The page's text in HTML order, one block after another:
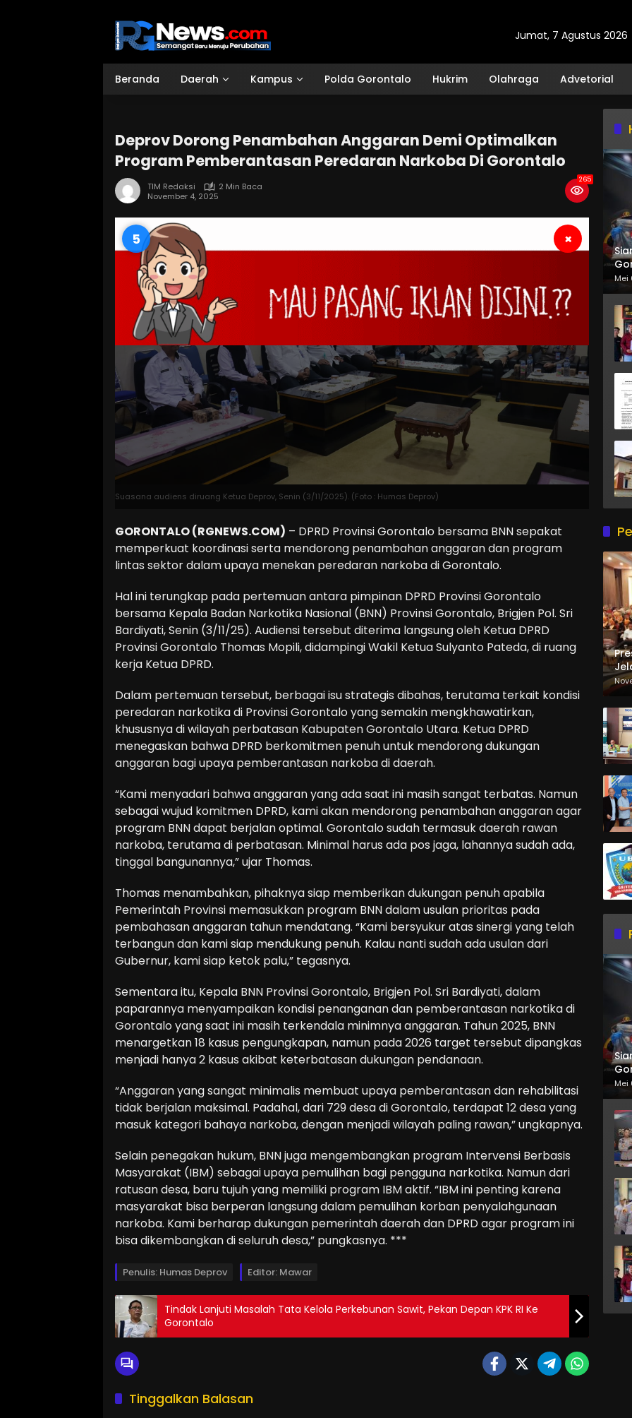
Jumat, 7 Agustus 2026
Beranda Daerah Kampus Polda Gorontalo Hukrim Olahraga Advetorial
Deprov Dorong Penambahan Anggaran Demi Optimalkan
Program Pemberantasan Peredaran Narkoba Di Gorontalo
TIM Redaksi
2 Min Baca
November 4, 2025
265
4 ×
Suasana audiens diruang Ketua Deprov, Senin (3/11/2025). (Foto : Humas Deprov)
GORONTALO (RGNEWS.COM) – DPRD Provinsi Gorontalo bersama BNN sepakat
memperkuat koordinasi serta mendorong penambahan anggaran dan program
lintas sektor dalam upaya menekan peredaran narkoba di Gorontalo.
Hal ini terungkap pada pertemuan antara pimpinan DPRD Provinsi Gorontalo
bersama Kepala Badan Narkotika Nasional (BNN) Provinsi Gorontalo, Brigjen Pol. Sri
Bardiyati, Senin (3/11/25). Audiensi tersebut diterima langsung oleh Ketua DPRD
Provinsi Gorontalo Thomas Mopili, didampingi Wakil Ketua Sulyanto Pateda, di ruang
kerja Ketua DPRD.
Dalam pertemuan tersebut, berbagai isu strategis dibahas, terutama terkait kondisi
peredaran narkotika di Provinsi Gorontalo yang semakin mengkhawatirkan,
khususnya di wilayah perbatasan Kabupaten Gorontalo Utara. Ketua DPRD
menegaskan bahwa DPRD berkomitmen penuh untuk mendorong dukungan
anggaran bagi upaya pemberantasan narkoba di daerah.
“Kami menyadari bahwa anggaran yang ada saat ini masih sangat terbatas. Namun
sebagai wujud komitmen DPRD, kami akan mendorong penambahan anggaran agar
program BNN dapat berjalan optimal. Gorontalo sudah termasuk daerah rawan
narkoba, terutama di perbatasan. Minimal harus ada pos jaga, lahannya sudah ada,
tinggal bangunannya,” ujar Thomas.
Thomas menambahkan, pihaknya siap memberikan dukungan penuh apabila
Pemerintah Provinsi memasukkan program BNN dalam usulan prioritas pada
pembahasan anggaran tahun mendatang. “Kami bersyukur atas sinergi yang telah
terbangun dan kami siap mendukung penuh. Kalau nanti sudah ada usulan dari
Gubernur, kami siap ketok palu,” tegasnya.
Sementara itu, Kepala BNN Provinsi Gorontalo, Brigjen Pol. Sri Bardiyati, dalam
paparannya menyampaikan kondisi penanganan dan pemberantasan narkotika di
Gorontalo yang saat ini masih terkendala minimnya anggaran. Tahun 2025, BNN
menargetkan 18 kasus pengungkapan, namun pada 2026 target tersebut dipangkas
menjadi hanya 2 kasus akibat keterbatasan dukungan pendanaan.
“Anggaran yang sangat minimalis membuat upaya pemberantasan dan rehabilitasi
tidak berjalan maksimal. Padahal, dari 729 desa di Gorontalo, terdapat 12 desa yang
masuk kategori bahaya narkoba, dengan menjadi wilayah paling rawan,” ungkapnya.
Selain penegakan hukum, BNN juga mengembangkan program Intervensi Berbasis
Masyarakat (IBM) sebagai upaya pemulihan bagi pengguna narkotika. Namun dari
ratusan desa, baru tujuh yang memiliki program IBM aktif. “IBM ini penting karena
masyarakat bisa berperan langsung dalam pemulihan korban penyalahgunaan
narkoba. Kami berharap dukungan pemerintah daerah dan DPRD agar program ini
bisa dikembangkan di seluruh desa,” pungkasnya. ***
Penulis: Humas Deprov Editor: Mawar
Tindak Lanjuti Masalah Tata Kelola Perkebunan Sawit, Pekan Depan KPK RI Ke
Gorontalo
Tinggalkan Balasan
Mei
Mei